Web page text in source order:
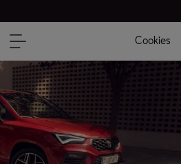
Cookies